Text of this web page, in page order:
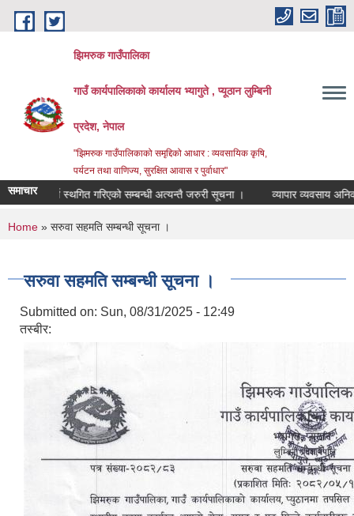
Skip to main content
झिमरुक गाउँपालिका
गाउँ कार्यपालिकाको कार्यालय भ्यागुते , प्यूठान लुम्बिनी
प्रदेश, नेपाल
"झिमरुक गाउँपालिकाको समृद्दिको आधार : व्यवसायिक कृषि,
पर्यटन तथा वाणिज्य, सुरक्षित आवास र पुर्वाधार"
समाचारकार्य स्थगित गरिएको सम्बन्धी अत्यन्तै जरुरी सूचना । व्यापार व्यवसाय
You are here
Home » सरुवा सहमति सम्बन्धी सूचना ।
सरुवा सहमति सम्बन्धी सूचना ।
Submitted on: Sun, 08/31/2025 - 12:49
तस्बीर: